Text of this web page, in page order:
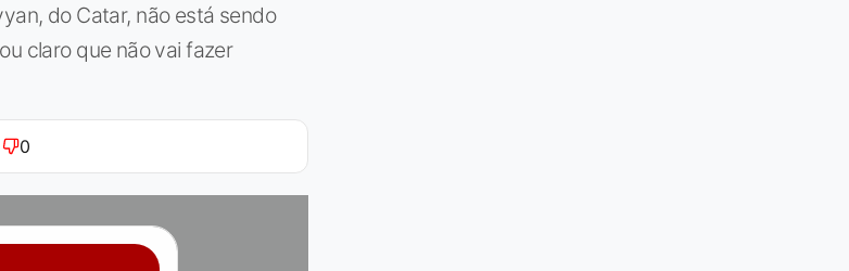
do Catar, não está sendo
claro que não vai fazer
0